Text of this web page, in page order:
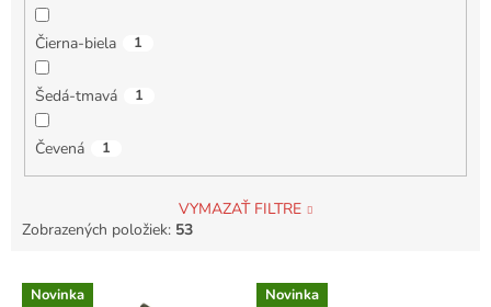
Čierna-biela 1
Šedá-tmavá 1
Čevená 1
VYMAZAŤ FILTRE
Zobrazených položiek: 53
V Novinka
Novinka